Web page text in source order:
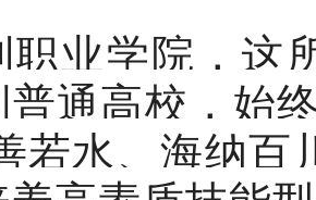
职业学院，这
通高校，始
若水、海纳